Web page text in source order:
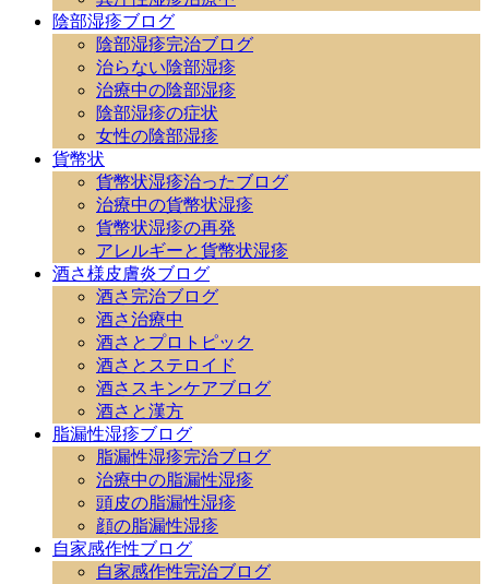
陰部湿疹ブログ
陰部湿疹完治ブログ
治らない陰部湿疹
治療中の陰部湿疹
陰部湿疹の症状
女性の陰部湿疹
貨幣状
貨幣状湿疹治ったブログ
治療中の貨幣状湿疹
貨幣状湿疹の再発
アレルギーと貨幣状湿疹
酒さ様皮膚炎ブログ
酒さ完治ブログ
酒さ治療中
酒さとプロトピック
酒さとステロイド
酒さスキンケアブログ
酒さと漢方
脂漏性湿疹ブログ
脂漏性湿疹完治ブログ
治療中の脂漏性湿疹
頭皮の脂漏性湿疹
顔の脂漏性湿疹
自家感作性ブログ
自家感作性完治ブログ